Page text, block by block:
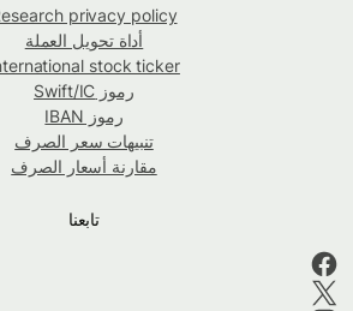
Research privacy policy
أداة تحويل العملة
International stock ticker
رموز Swift/IC
رموز IBAN
تنبيهات سعر الصرف
مقارنة أسعار الصرف
تابعنا